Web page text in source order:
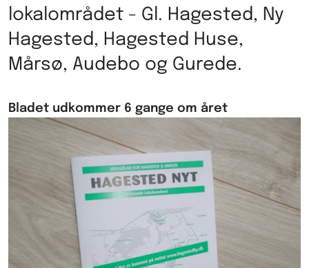
lokalområdet - Gl. Hagested, Ny
Hagested, Hagested Huse,
Mårsø, Audebo og Gurede.
Bladet udkommer 6 gange om året